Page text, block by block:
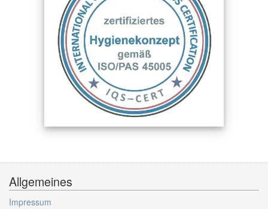
Allgemeines
Impressum